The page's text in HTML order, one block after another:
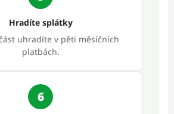
Hradíte splátky
uhradíte v pěti měsíčních
platbách.
6